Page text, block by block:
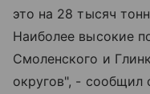
это на 28 тысяч
Наиболее высокие
Смоленского и
округов", - сообщил